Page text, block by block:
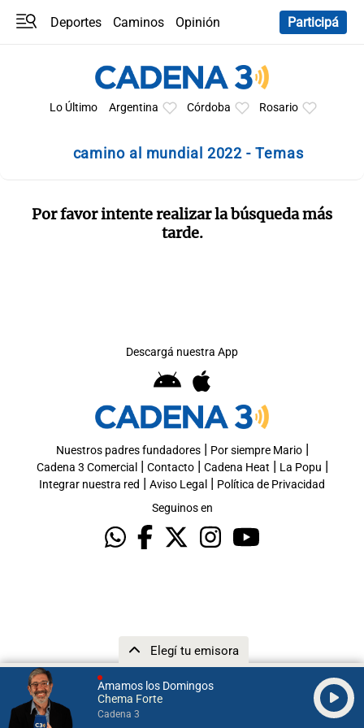
Amamos los Domingos
Chema Forte
Cadena 3
Elegí tu emisora
Deportes Caminos
Opinión
Participá
Lo Último Argentina Córdoba Rosario
camino al mundial 2022 - Temas
Por favor intente realizar la búsqueda más
tarde.
Descargá nuestra App
Nuestros padres fundadores| Por siempre Mario|
Cadena 3 Comercial | Contacto| Cadena Heat | La Popu |
Integrar nuestra red | Aviso Legal | Política de Privacidad
Seguinos en